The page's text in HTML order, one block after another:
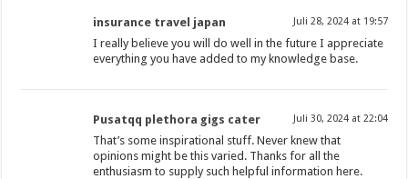
insurance travel japan Juli 28, 2024 at 19:57
I really believe you will do well in the future I appreciate
everything you have added to my knowledge base.
Pusatqq plethora gigs cater Juli 30, 2024 at 22:04
That’s some inspirational stuff. Never knew that
opinions might be this varied. Thanks for all the
enthusiasm to supply such helpful information here.